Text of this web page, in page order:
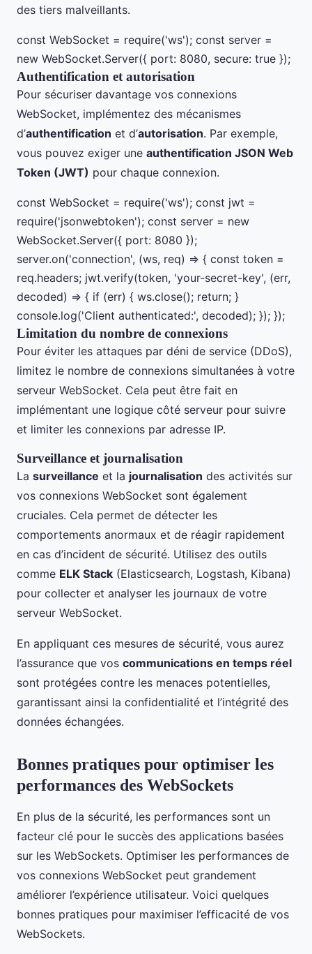
des tiers malveillants.
const WebSocket = require('ws'); const server =
new WebSocket.Server({ port: 8080, secure: true });
Authentification et autorisation
Pour sécuriser davantage vos connexions
WebSocket, implémentez des mécanismes
d’authentification et d’autorisation. Par exemple,
vous pouvez exiger une authentification JSON Web
Token (JWT) pour chaque connexion.
const WebSocket = require('ws'); const jwt =
require('jsonwebtoken'); const server = new
WebSocket.Server({ port: 8080 });
server.on('connection', (ws, req) => { const token =
req.headers; jwt.verify(token, 'your-secret-key', (err,
decoded) => { if (err) { ws.close(); return; }
console.log('Client authenticated:', decoded); }); });
Limitation du nombre de connexions
Pour éviter les attaques par déni de service (DDoS),
limitez le nombre de connexions simultanées à votre
serveur WebSocket. Cela peut être fait en
implémentant une logique côté serveur pour suivre
et limiter les connexions par adresse IP.
Surveillance et journalisation
La surveillance et la journalisation des activités sur
vos connexions WebSocket sont également
cruciales. Cela permet de détecter les
comportements anormaux et de réagir rapidement
en cas d’incident de sécurité. Utilisez des outils
comme ELK Stack (Elasticsearch, Logstash, Kibana)
pour collecter et analyser les journaux de votre
serveur WebSocket.
En appliquant ces mesures de sécurité, vous aurez
l’assurance que vos communications en temps réel
sont protégées contre les menaces potentielles,
garantissant ainsi la confidentialité et l’intégrité des
données échangées.
Bonnes pratiques pour optimiser les
performances des WebSockets
En plus de la sécurité, les performances sont un
facteur clé pour le succès des applications basées
sur les WebSockets. Optimiser les performances de
vos connexions WebSocket peut grandement
améliorer l’expérience utilisateur. Voici quelques
bonnes pratiques pour maximiser l’efficacité de vos
WebSockets.